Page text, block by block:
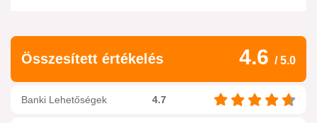
Összesített értékelés 4.6 / 5.0
Banki Lehetőségek 4.7